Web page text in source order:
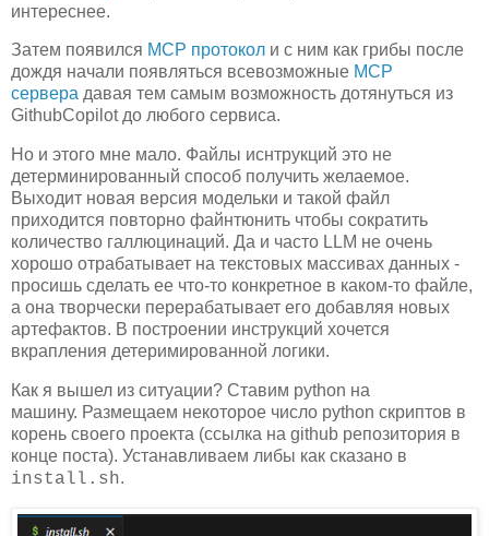
интереснее.
Затем появился MCP протокол и с ним как грибы после
дождя начали появляться всевозможные MCP
сервера давая тем самым возможность дотянуться из
GithubCopilot до любого сервиса.
Но и этого мне мало. Файлы иснтрукций это не
детерминированный способ получить желаемое.
Выходит новая версия модельки и такой файл
приходится повторно файнтюнить чтобы сократить
количество галлюцинаций. Да и часто LLM не очень
хорошо отрабатывает на текстовых массивах данных -
просишь сделать ее что-то конкретное в каком-то файле,
а она творчески перерабатывает его добавляя новых
артефактов. В построении инструкций хочется
вкрапления детеримированной логики.
Как я вышел из ситуации? Ставим python на
машину. Размещаем некоторое число python скриптов в
корень своего проекта (ссылка на github репозитория в
конце поста). Устанавливаем либы как сказано в
install.sh.